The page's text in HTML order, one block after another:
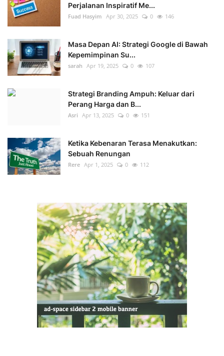
Perjalanan Inspiratif Me...
Fuad Hasyim Apr 30, 2025 0 146
Masa Depan AI: Strategi Google di Bawah
Kepemimpinan Su...
sarah Apr 19, 2025 0 107
Strategi Branding Ampuh: Keluar dari
Perang Harga dan B...
Asri Apr 13, 2025 0 151
Ketika Kebenaran Terasa Menakutkan:
Sebuah Renungan
Rere Apr 1, 2025 0 112